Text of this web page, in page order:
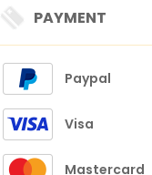
PAYMENT
Paypal
Visa
Mastercard